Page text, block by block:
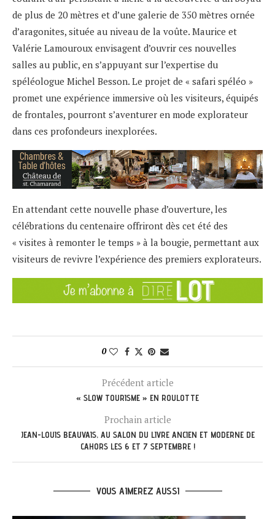
de plus de 20 mètres et d’une galerie de 350 mètres ornée
d’aragonites, située au niveau de la voûte. Maurice et
Valérie Lamouroux envisagent d’ouvrir ces nouvelles
salles au public, en s’appuyant sur l’expertise du
spéléologue Michel Besson. Le projet de « safari spéléo »
promet une expérience immersive où les visiteurs, équipés
de frontales, pourront s’aventurer en mode explorateur
dans ces profondeurs inexplorées.
En attendant cette nouvelle phase d’ouverture, les
célébrations du centenaire offriront dès cet été des
« visites à remonter le temps » à la bougie, permettant aux
visiteurs de revivre l’expérience des premiers explorateurs.
0
Précédent article
« SLOW TOURISME » EN ROULOTTE
Prochain article
JEAN-LOUIS BEAUVAIS, AU SALON DU LIVRE ANCIEN ET MODERNE DE
CAHORS LES 6 ET 7 SEPTEMBRE !
VOUS AIMEREZ AUSSI